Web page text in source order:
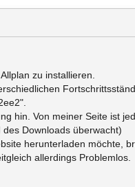
zu installieren.
hin. Von meiner Seite ist
Downloads überwacht)
herunterladen möchte,
allerdings Problemlos.